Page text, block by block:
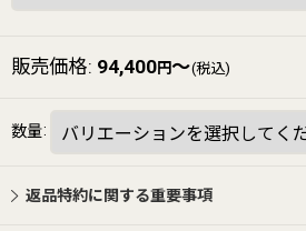
販売価格: 94,400円～(税込)
数量:
返品特約に関する重要事項